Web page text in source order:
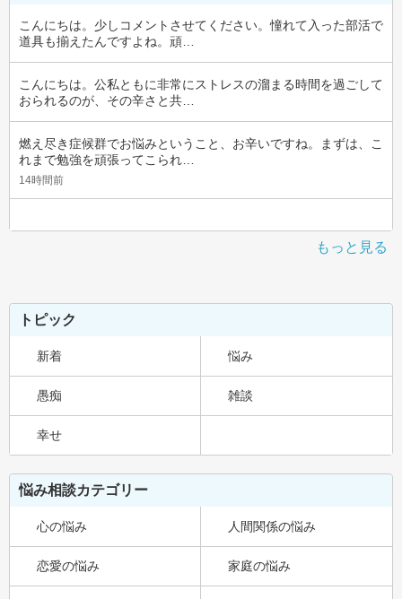
こんにちは。少しコメントさせてください。憧れて入った部活で
道具も揃えたんですよね。頑…
こんにちは。公私ともに非常にストレスの溜まる時間を過ごして
おられるのが、その辛さと共…
燃え尽き症候群でお悩みということ、お辛いですね。まずは、こ
れまで勉強を頑張ってこられ…
14時間前
もっと見る
トピック
新着 悩み
愚痴 雑談
幸せ
悩み相談カテゴリー
心の悩み 人間関係の悩み
恋愛の悩み 家庭の悩み